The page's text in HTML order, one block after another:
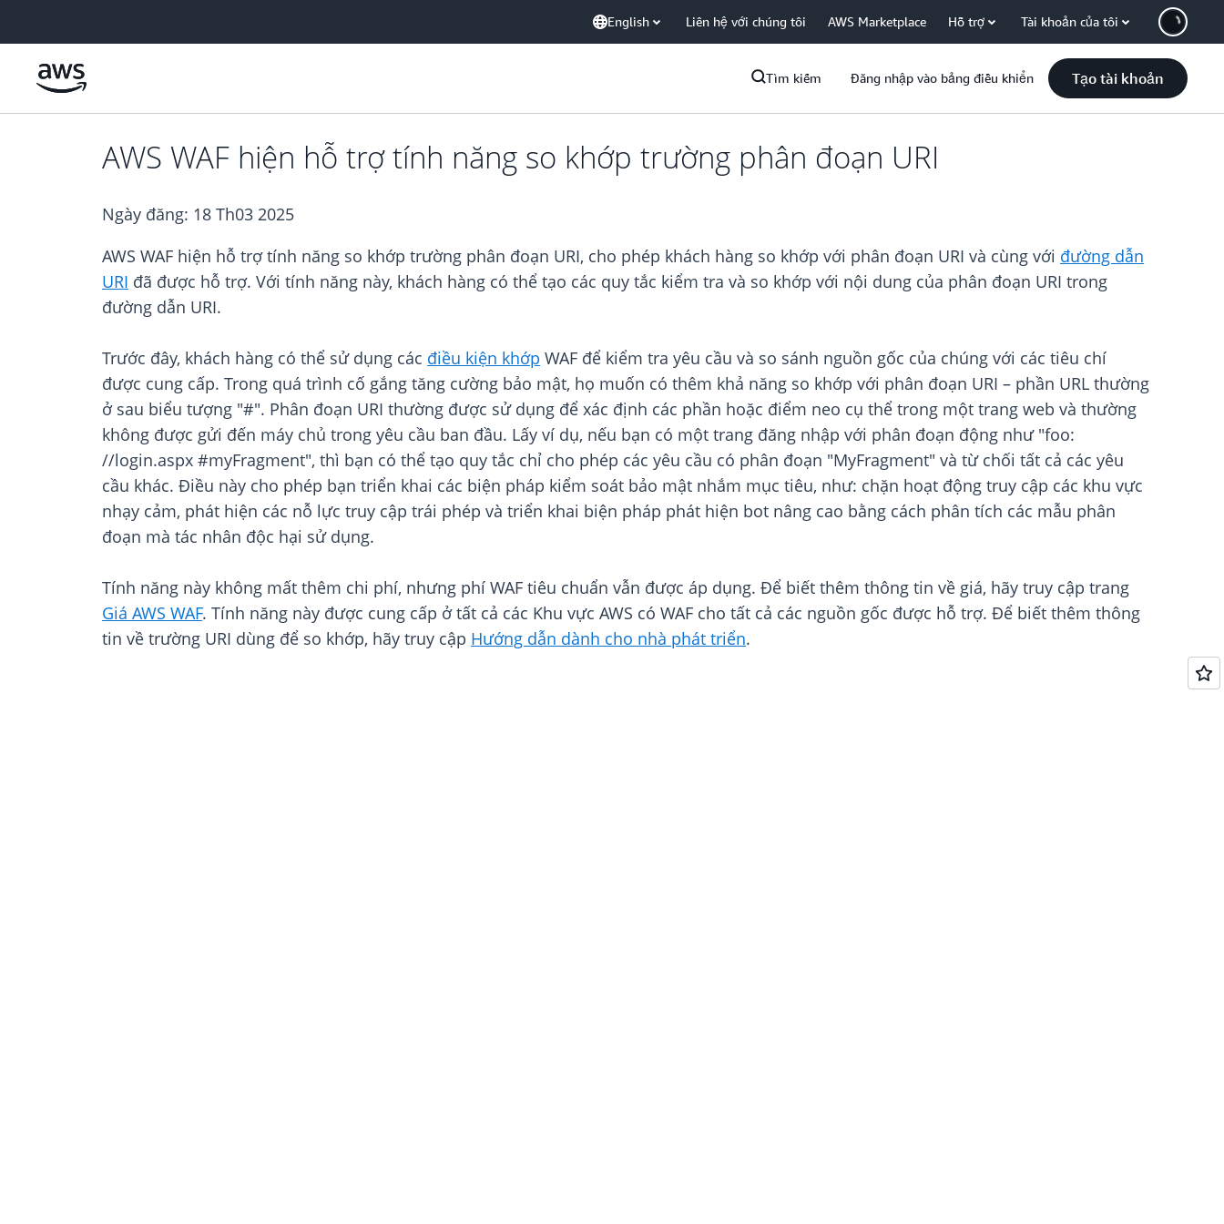
English Liên hệ với chúng tôi AWS Marketplace Hỗ trợ Tài khoản của tôi
Tìm kiếm Đăng nhập vào bảng điều khiển Tạo tài khoản
AWS WAF hiện hỗ trợ tính năng so khớp trường phân đoạn URI
Ngày đăng: 18 Th03 2025
AWS WAF hiện hỗ trợ tính năng so khớp trường phân đoạn URI, cho phép khách hàng so khớp với phân đoạn URI và cùng với đường dẫn
URI đã được hỗ trợ. Với tính năng này, khách hàng có thể tạo các quy tắc kiểm tra và so khớp với nội dung của phân đoạn URI trong
đường dẫn URI.
Trước đây, khách hàng có thể sử dụng các điều kiện khớp WAF để kiểm tra yêu cầu và so sánh nguồn gốc của chúng với các tiêu chí
được cung cấp. Trong quá trình cố gắng tăng cường bảo mật, họ muốn có thêm khả năng so khớp với phân đoạn URI – phần URL thường
ở sau biểu tượng "#". Phân đoạn URI thường được sử dụng để xác định các phần hoặc điểm neo cụ thể trong một trang web và thường
không được gửi đến máy chủ trong yêu cầu ban đầu. Lấy ví dụ, nếu bạn có một trang đăng nhập với phân đoạn động như "foo:
//login.aspx #myFragment", thì bạn có thể tạo quy tắc chỉ cho phép các yêu cầu có phân đoạn "MyFragment" và từ chối tất cả các yêu
cầu khác. Điều này cho phép bạn triển khai các biện pháp kiểm soát bảo mật nhắm mục tiêu, như: chặn hoạt động truy cập các khu vực
nhạy cảm, phát hiện các nỗ lực truy cập trái phép và triển khai biện pháp phát hiện bot nâng cao bằng cách phân tích các mẫu phân
đoạn mà tác nhân độc hại sử dụng.
Tính năng này không mất thêm chi phí, nhưng phí WAF tiêu chuẩn vẫn được áp dụng. Để biết thêm thông tin về giá, hãy truy cập trang
Giá AWS WAF. Tính năng này được cung cấp ở tất cả các Khu vực AWS có WAF cho tất cả các nguồn gốc được hỗ trợ. Để biết thêm thông
tin về trường URI dùng để so khớp, hãy truy cập Hướng dẫn dành cho nhà phát triển.